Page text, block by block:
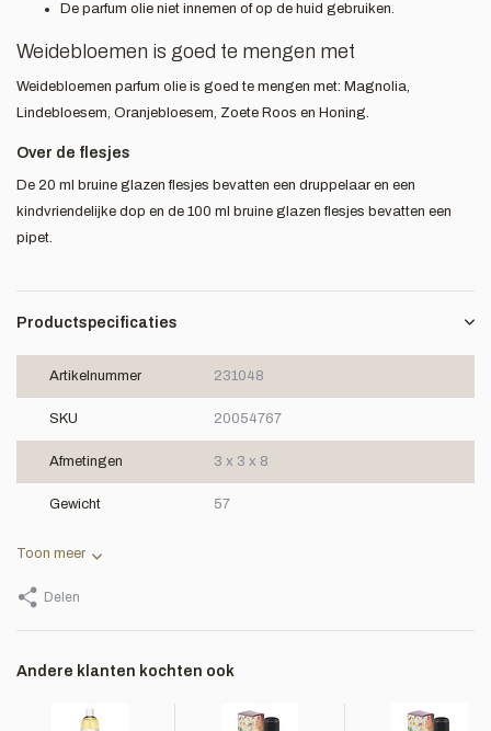
De parfum olie niet innemen of op de huid gebruiken.
Weidebloemen is goed te mengen met
Weidebloemen parfum olie is goed te mengen met: Magnolia,
Lindebloesem, Oranjebloesem, Zoete Roos en Honing.
Over de flesjes
De 20 ml bruine glazen flesjes bevatten een druppelaar en een
kindvriendelijke dop en de 100 ml bruine glazen flesjes bevatten een
pipet.
Productspecificaties
Artikelnummer 231048
SKU 20054767
Afmetingen 3 x 3 x 8
Gewicht 57
Toon meer
Delen
Andere klanten kochten ook